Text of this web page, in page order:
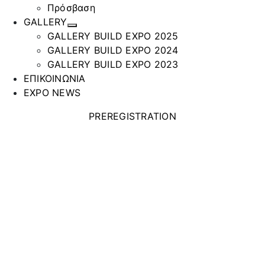
Πρόσβαση
GALLERY
GALLERY BUILD EXPO 2025
GALLERY BUILD EXPO 2024
GALLERY BUILD EXPO 2023
ΕΠΙΚΟΙΝΩΝΙΑ
EXPO NEWS
PREREGISTRATION